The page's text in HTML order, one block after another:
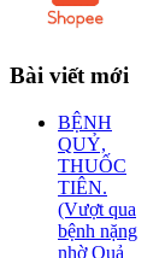
Bài viết mới
BỆNH
QUỶ,
THUỐC
TIÊN.
(Vượt qua
bệnh nặng
nhờ Quả